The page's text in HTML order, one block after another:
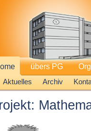
Aktuelles
Archiv
übers PG